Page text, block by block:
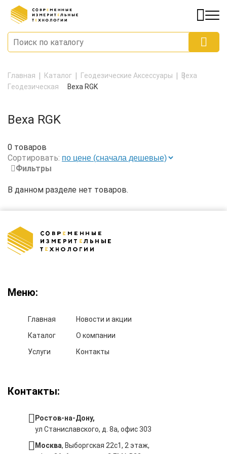
Главная Каталог Геодезические Аксессуары
Веха
Геодезическая
Веха RGK
Веха RGK
0 товаров
Сортировать:
Фильтры
В данном разделе нет товаров.
Меню:
Главная
Каталог
Услуги
Новости и акции
О компании
Контакты
Контакты:
Ростов-на-Дону,
ул Станиславского, д. 8а, офис 303
Москва, Выборгская 22с1, 2 этаж,